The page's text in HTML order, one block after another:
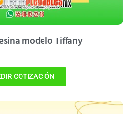
modelo Tiffany
COTIZACIÓN